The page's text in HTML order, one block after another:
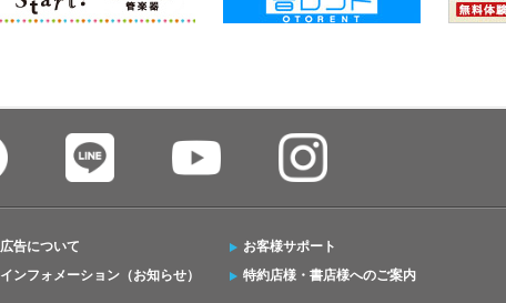
広告について
インフォメーション（お知らせ）
お客様サポート
特約店様・書店様へのご案内